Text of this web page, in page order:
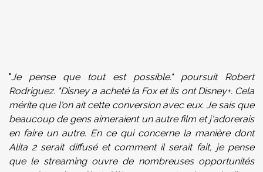
"Je pense que tout est possible." poursuit Robert
Rodriguez. "Disney a acheté la Fox et ils ont Disney+. Cela
mérite que l'on ait cette conversion avec eux. Je sais que
beaucoup de gens aimeraient un autre film et j'adorerais
en faire un autre. En ce qui concerne la manière dont
Alita 2 serait diffusé et comment il serait fait, je pense
que le streaming ouvre de nombreuses opportunités